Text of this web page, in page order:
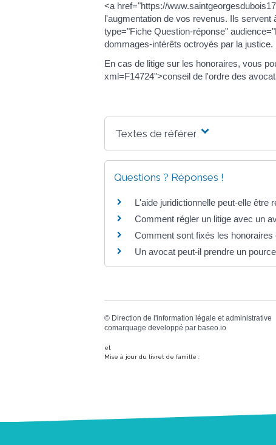
<a href="https://
l'augmentation de vos revenus. Ils
type="Fiche Question-réponse"
dommages-intérêts octroyés par la
En cas de litige sur les honoraires, vous
xml=F14724">conseil de l'ordre des
Textes de référence
Questions ? Réponses !
L'aide juridictionnelle peut-elle être
Comment régler un litige avec un
Comment sont fixés les honoraires
Un avocat peut-il prendre un
© Direction de l'information légale et administrative
comarquage developpé par baseo.io
et
Mise à jour du livret de famille :